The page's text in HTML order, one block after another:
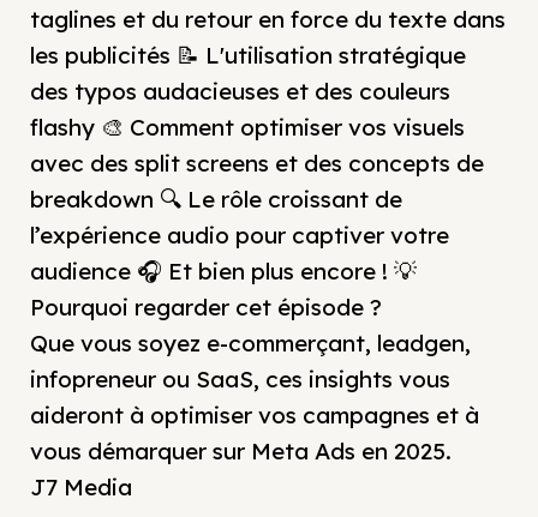
taglines et du retour en force du texte dans
les publicités 📝 L'utilisation stratégique
des typos audacieuses et des couleurs
flashy 🎨 Comment optimiser vos visuels
avec des split screens et des concepts de
breakdown 🔍 Le rôle croissant de
l’expérience audio pour captiver votre
audience 🎧 Et bien plus encore ! 💡
Pourquoi regarder cet épisode ?
Que vous soyez e-commerçant, leadgen,
infopreneur ou SaaS, ces insights vous
aideront à optimiser vos campagnes et à
vous démarquer sur Meta Ads en 2025.
J7 Media